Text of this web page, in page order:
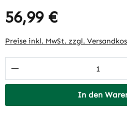
Regulärer Preis:
56,99 €
Preise inkl. MwSt. zzgl.
Produkt Anzahl: Gib
In den